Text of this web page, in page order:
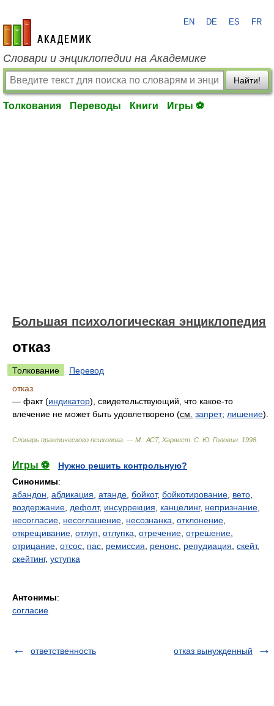
academic.ru
EN DE ES FR
Словари и энциклопедии на Академике
Найти!
Толкования Переводы Книги Игры ⚽
Большая психологическая энциклопедия
отказ
Толкование
Перевод
отказ
— факт (индикатор), свидетельствующий, что какое-то
влечение не может быть удовлетворено (см. запрет; лишение).
Словарь практического психолога. — М.: АСТ, Харвест С. Ю. Головин 1998
Игры ⚽
Нужно решить контрольную?
Синонимы:
абандон абдикация атанде бойкот, бойкотирование вето
воздержание дефолт, инсуррекция канцелинг, непризнание
несогласие несоглашение несознанка отклонение
открещивание отлуп отлупка отречение отрешение
отрицание отсос пас ремиссия ренонс репудиация скейт,
скейтинг, уступка
Антонимы:
согласие
ответственность отказ вынужденный